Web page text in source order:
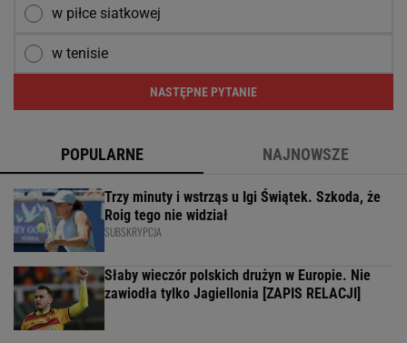
w piłce siatkowej
w tenisie
NASTĘPNE PYTANIE
POPULARNE NAJNOWSZE
Trzy minuty i wstrząs u Igi Świątek. Szkoda, że
Roig tego nie widział
SUBSKRYPCJA
Słaby wieczór polskich drużyn w Europie. Nie
zawiodła tylko Jagiellonia [ZAPIS RELACJI]